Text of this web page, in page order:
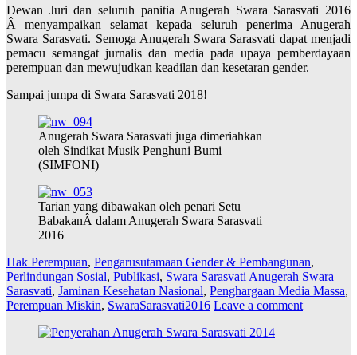
Dewan Juri dan seluruh panitia Anugerah Swara Sarasvati 2016
Â menyampaikan selamat kepada seluruh penerima Anugerah
Swara Sarasvati. Semoga Anugerah Swara Sarasvati dapat menjadi
pemacu semangat jurnalis dan media pada upaya pemberdayaan
perempuan dan mewujudkan keadilan dan kesetaran gender.
Sampai jumpa di Swara Sarasvati 2018!
Anugerah Swara Sarasvati juga dimeriahkan
oleh Sindikat Musik Penghuni Bumi
(SIMFONI)
Tarian yang dibawakan oleh penari Setu
BabakanÂ dalam Anugerah Swara Sarasvati
2016
Hak Perempuan, Pengarusutamaan Gender & Pembangunan,
Perlindungan Sosial, Publikasi, Swara Sarasvati Anugerah Swara
Sarasvati, Jaminan Kesehatan Nasional, Penghargaan Media Massa,
Perempuan Miskin, SwaraSarasvati2016 Leave a comment